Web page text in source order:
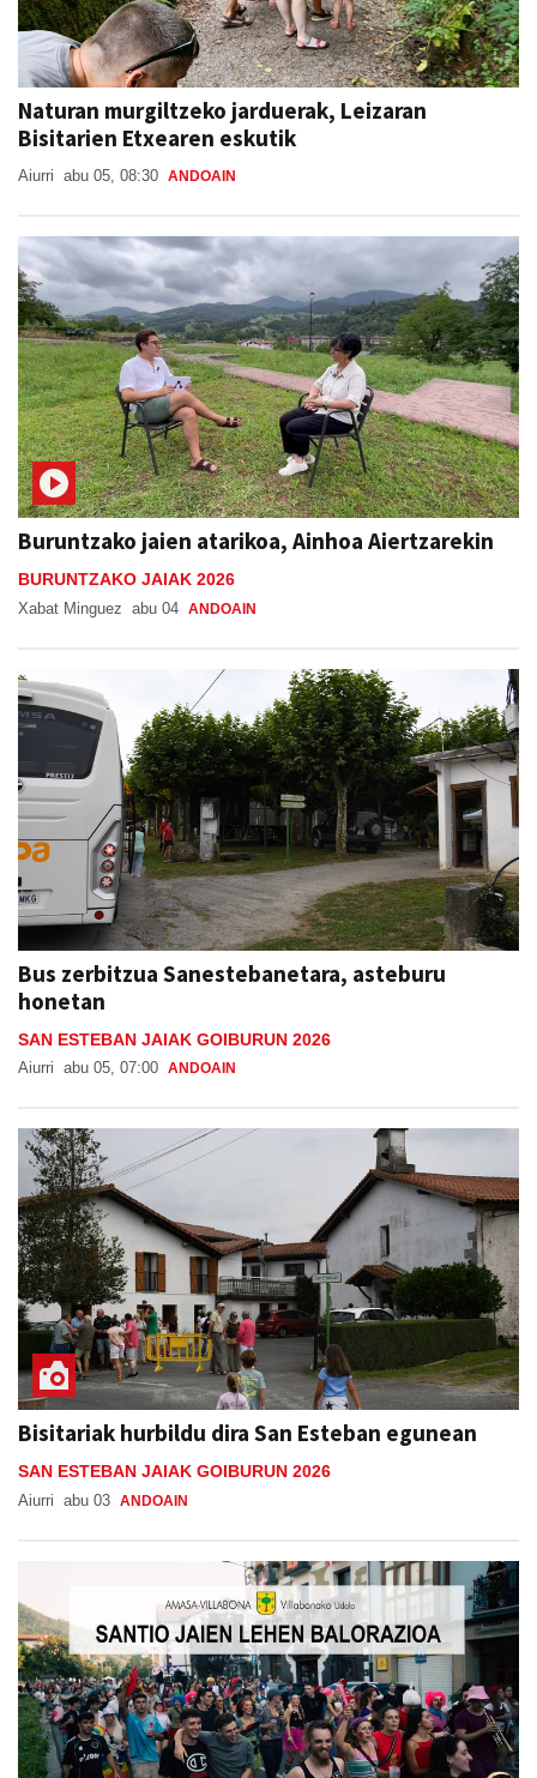
Naturan murgiltzeko jarduerak, Leizaran
Bisitarien Etxearen eskutik
Aiurri abu 05, 08:30 ANDOAIN
Buruntzako jaien atarikoa, Ainhoa Aiertzarekin
BURUNTZAKO JAIAK 2026
Xabat Minguez abu 04 ANDOAIN
Bus zerbitzua Sanestebanetara, asteburu
honetan
SAN ESTEBAN JAIAK GOIBURUN 2026
Aiurri abu 05, 07:00 ANDOAIN
Bisitariak hurbildu dira San Esteban egunean
SAN ESTEBAN JAIAK GOIBURUN 2026
Aiurri abu 03 ANDOAIN